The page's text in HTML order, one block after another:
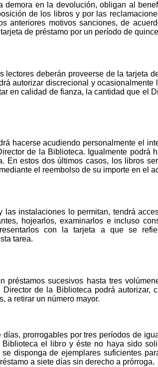
en la devolución, obligan al
de los libros y por las
anteriores motivos sanciones, de
de préstamo por un período de
deberán proveerse de la tarjeta
autorizar discrecional y ocasionalmente
en calidad de fianza, la cantidad que el
hacerse acudiendo personalmente el
de la Biblioteca. Igualmente podrá
En estos dos últimos casos, los libros
el reembolso de su importe en el
instalaciones lo permitan, tendrá
hojearlos, examinarlos e incluso
con la tarjeta a que se
tarea.
préstamos sucesivos hasta tres
de la Biblioteca podrá autorizar,
a retirar un número mayor.
prorrogables por tres períodos de
el libro y éste no haya sido
disponga de ejemplares suficientes
a siete días sin derecho a prórroga.